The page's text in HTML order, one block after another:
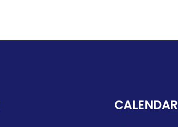
CALENDAR